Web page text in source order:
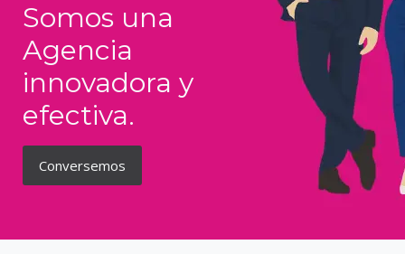
Somos una
Agencia
innovadora y
efectiva.
Conversemos